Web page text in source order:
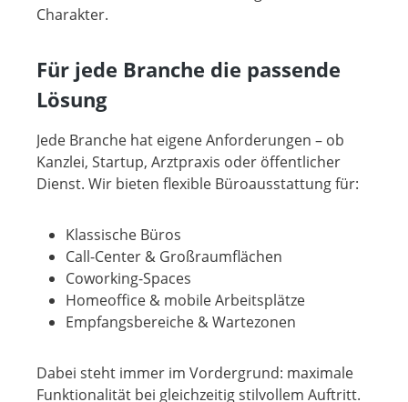
Charakter.
Für jede Branche die passende
Lösung
Jede Branche hat eigene Anforderungen – ob
Kanzlei, Startup, Arztpraxis oder öffentlicher
Dienst. Wir bieten flexible Büroausstattung für:
Klassische Büros
Call-Center & Großraumflächen
Coworking-Spaces
Homeoffice & mobile Arbeitsplätze
Empfangsbereiche & Wartezonen
Dabei steht immer im Vordergrund: maximale
Funktionalität bei gleichzeitig stilvollem Auftritt.